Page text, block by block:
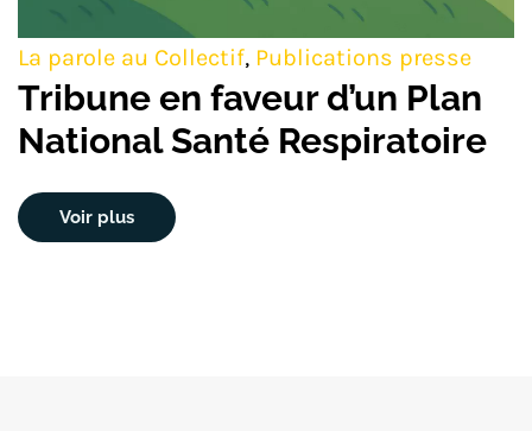
La parole au Collectif, Publications presse
Tribune en faveur d’un Plan
National Santé Respiratoire
Voir plus